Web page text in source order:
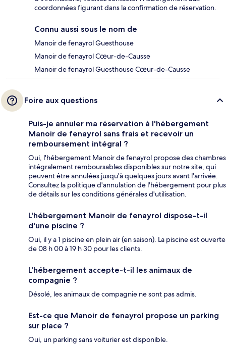
coordonnées figurant dans la confirmation de réservation.
Connu aussi sous le nom de
Manoir de fenayrol Guesthouse
Manoir de fenayrol Cœur-de-Causse
Manoir de fenayrol Guesthouse Cœur-de-Causse
Foire aux questions
Puis-je annuler ma réservation à l'hébergement
Manoir de fenayrol sans frais et recevoir un
remboursement intégral ?
Oui, l'hébergement Manoir de fenayrol propose des chambres
intégralement remboursables disponibles sur notre site, qui
peuvent être annulées jusqu'à quelques jours avant l'arrivée.
Consultez la politique d'annulation de l'hébergement pour plus
de détails sur les conditions générales d'utilisation.
L'hébergement Manoir de fenayrol dispose-t-il
d'une piscine ?
Oui, il y a 1 piscine en plein air (en saison). La piscine est ouverte
de 08 h 00 à 19 h 30 pour les clients.
L'hébergement accepte-t-il les animaux de
compagnie ?
Désolé, les animaux de compagnie ne sont pas admis.
Est-ce que Manoir de fenayrol propose un parking
sur place ?
Oui, un parking sans voiturier est disponible.